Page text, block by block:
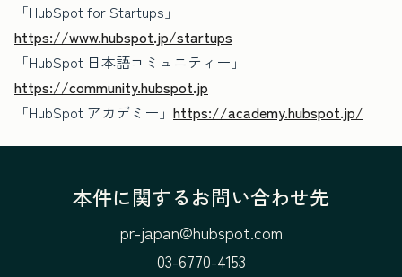
「HubSpot for Startups」
https://www.hubspot.jp/startups
「HubSpot 日本語コミュニティー」
https://community.hubspot.jp
「HubSpot アカデミー」 https://academy.hubspot.jp/
本件に関するお問い合わせ先
pr-japan@hubspot.com
03-6770-4153